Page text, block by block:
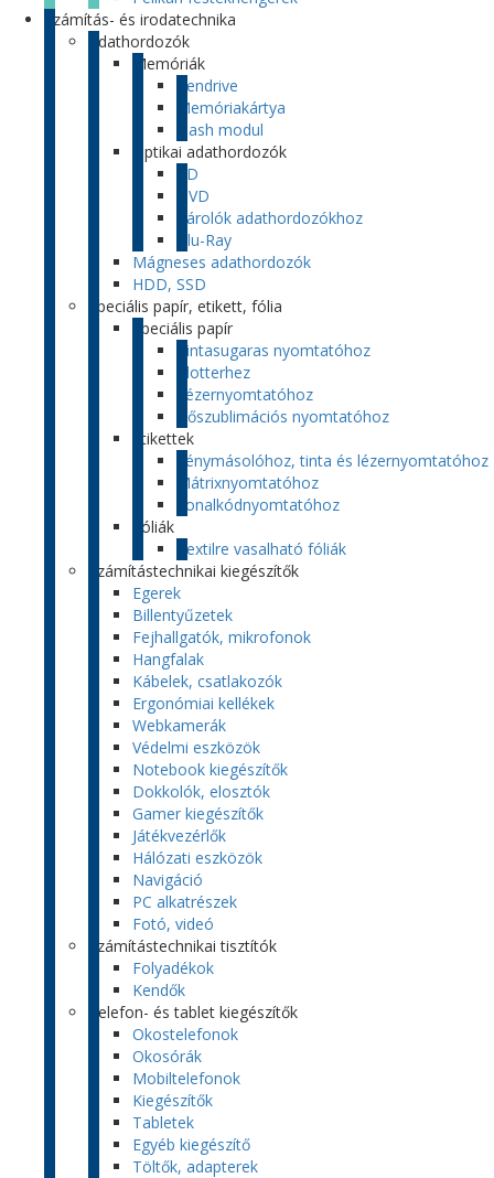
Számítás- és irodatechnika
Adathordozók
Memóriák
Pendrive
Memóriakártya
Flash modul
Optikai adathordozók
CD
DVD
Tárolók adathordozókhoz
Blu-Ray
Mágneses adathordozók
HDD, SSD
Speciális papír, etikett, fólia
Speciális papír
Tintasugaras nyomtatóhoz
Plotterhez
Lézernyomtatóhoz
Hőszublimációs nyomtatóhoz
Etikettek
Fénymásolóhoz, tinta és lézernyomtatóhoz
Mátrixnyomtatóhoz
Vonalkódnyomtatóhoz
Fóliák
Textilre vasalható fóliák
Számítástechnikai kiegészítők
Egerek
Billentyűzetek
Fejhallgatók, mikrofonok
Hangfalak
Kábelek, csatlakozók
Ergonómiai kellékek
Webkamerák
Védelmi eszközök
Notebook kiegészítők
Dokkolók, elosztók
Gamer kiegészítők
Játékvezérlők
Hálózati eszközök
Navigáció
PC alkatrészek
Fotó, videó
Számítástechnikai tisztítók
Folyadékok
Kendők
Telefon- és tablet kiegészítők
Okostelefonok
Okosórák
Mobiltelefonok
Kiegészítők
Tabletek
Egyéb kiegészítő
Töltők, adapterek